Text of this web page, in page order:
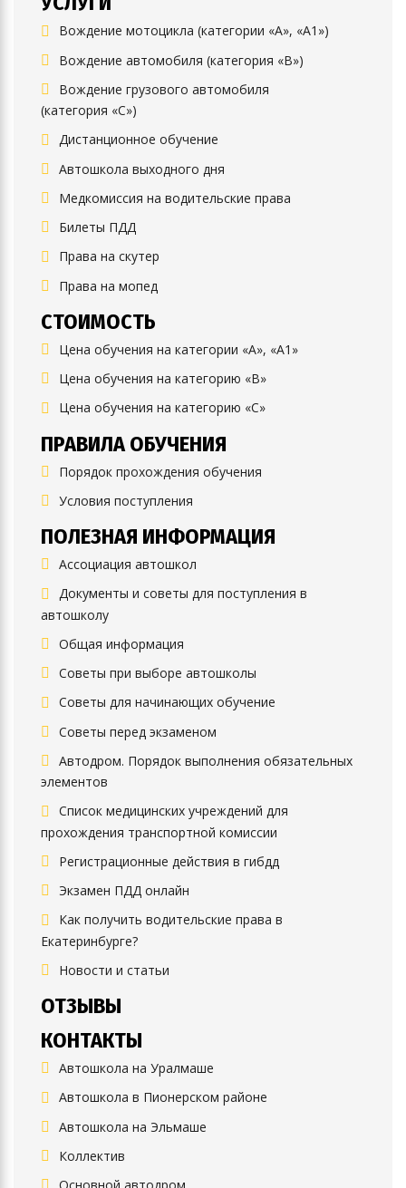
Вождение мотоцикла (категории «А», «А1»)
Вождение автомобиля (категория «B»)
Вождение грузового автомобиля
(категория «C»)
Дистанционное обучение
Автошкола выходного дня
Медкомиссия на водительские права
Билеты ПДД
Права на скутер
Права на мопед
СТОИМОСТЬ
Цена обучения на категории «А», «А1»
Цена обучения на категорию «B»
Цена обучения на категорию «C»
ПРАВИЛА ОБУЧЕНИЯ
Порядок прохождения обучения
Условия поступления
ПОЛЕЗНАЯ ИНФОРМАЦИЯ
Ассоциация автошкол
Документы и советы для поступления в
автошколу
Общая информация
Советы при выборе автошколы
Советы для начинающих обучение
Советы перед экзаменом
Автодром. Порядок выполнения обязательных
элементов
Список медицинских учреждений для
прохождения транспортной комиссии
Регистрационные действия в гибдд
Экзамен ПДД онлайн
Как получить водительские права в
Екатеринбурге?
Новости и статьи
ОТЗЫВЫ
КОНТАКТЫ
Автошкола на Уралмаше
Автошкола в Пионерском районе
Автошкола на Эльмаше
Коллектив